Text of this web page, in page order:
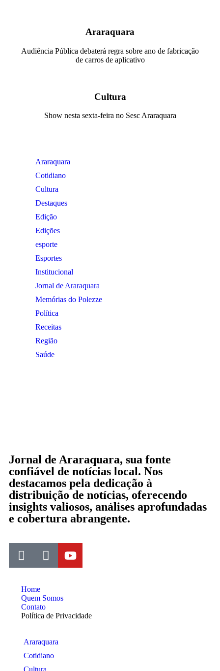
Araraquara
Audiência Pública debaterá regra sobre ano de fabricação
de carros de aplicativo
Cultura
Show nesta sexta-feira no Sesc Araraquara
Araraquara
Cotidiano
Cultura
Destaques
Edição
Edições
esporte
Esportes
Institucional
Jornal de Araraquara
Memórias do Polezze
Política
Receitas
Região
Saúde
Jornal de Araraquara, sua fonte
confiável de notícias local. Nos
destacamos pela dedicação à
distribuição de notícias, oferecendo
insights valiosos, análises aprofundadas
e cobertura abrangente.
Home
Quem Somos
Contato
Política de Privacidade
Araraquara
Cotidiano